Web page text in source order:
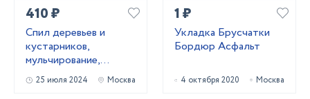
410 ₽
Cпил деревьев и
кустaрников,
мульчированиe,
выкоpчевка пнeй
25 июля 2024 Москва
1 ₽
Укладка Брусчатки
Бордюр Асфальт
4 октября 2020 Москва